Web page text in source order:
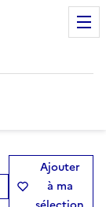
Ajouter
à ma